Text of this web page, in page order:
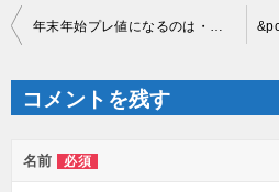
投
稿
ナ
ゲ
ー
シ
ン
年末年始プレ値になるのは・・・
コメントを残す
名前 必須